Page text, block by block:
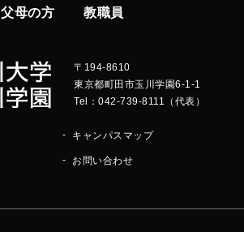
父母の方 教職員
〒194-8610
東京都町田市玉川学園6-1-1
Tel：042-739-8111（代表）
キャンパスマップ
お問い合わせ